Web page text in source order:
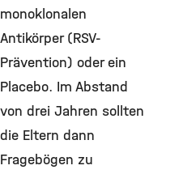
monoklonalen
Antikörper (RSV-
Prävention) oder ein
Placebo. Im Abstand
von drei Jahren sollten
die Eltern dann
Fragebögen zu